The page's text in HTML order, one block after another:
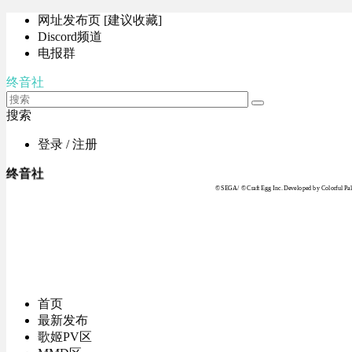
网址发布页 [建议收藏]
Discord频道
电报群
终音社
搜索
登录 / 注册
终音社
© SEGA / © Craft Egg Inc. Developed by Colorful
首页
最新发布
歌姬PV区